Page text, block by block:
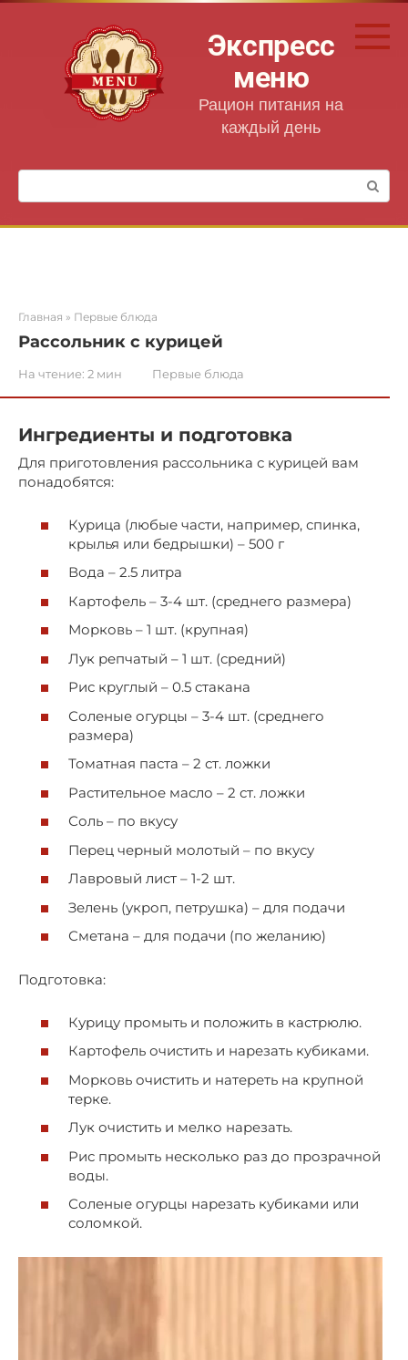
Перейти
Экспресс
меню
Рацион питания на
каждый день
Поиск:
Главная » Первые блюда
Рассольник с курицей
На чтение: 2 мин Первые блюда
Ингредиенты и подготовка
Для приготовления рассольника с курицей вам
понадобятся:
Курица (любые части, например, спинка,
крылья или бедрышки) – 500 г
Вода – 2.5 литра
Картофель – 3-4 шт. (среднего размера)
Морковь – 1 шт. (крупная)
Лук репчатый – 1 шт. (средний)
Рис круглый – 0.5 стакана
Соленые огурцы – 3-4 шт. (среднего
размера)
Томатная паста – 2 ст. ложки
Растительное масло – 2 ст. ложки
Соль – по вкусу
Перец черный молотый – по вкусу
Лавровый лист – 1-2 шт.
Зелень (укроп, петрушка) – для подачи
Сметана – для подачи (по желанию)
Подготовка:
Курицу промыть и положить в кастрюлю.
Картофель очистить и нарезать кубиками.
Морковь очистить и натереть на крупной
терке.
Лук очистить и мелко нарезать.
Рис промыть несколько раз до прозрачной
воды.
Соленые огурцы нарезать кубиками или
соломкой.